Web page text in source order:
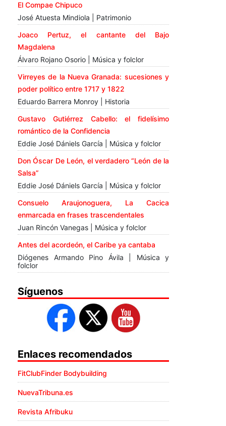
El Compae Chipuco
José Atuesta Mindiola | Patrimonio
Joaco Pertuz, el cantante del Bajo
Magdalena
Álvaro Rojano Osorio | Música y folclor
Virreyes de la Nueva Granada: sucesiones y
poder político entre 1717 y 1822
Eduardo Barrera Monroy | Historia
Gustavo Gutiérrez Cabello: el fidelísimo
romántico de la Confidencia
Eddie José Dániels García | Música y folclor
Don Óscar De León, el verdadero “León de la
Salsa”
Eddie José Dániels García | Música y folclor
Consuelo Araujonoguera, La Cacica
enmarcada en frases trascendentales
Juan Rincón Vanegas | Música y folclor
Antes del acordeón, el Caribe ya cantaba
Diógenes Armando Pino Ávila | Música y
folclor
Síguenos
Enlaces recomendados
FitClubFinder Bodybuilding
NuevaTribuna.es
Revista Afribuku